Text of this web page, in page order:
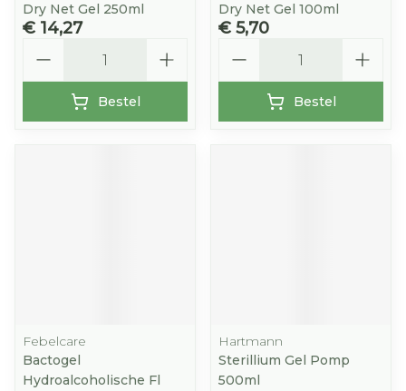
Dry Net Gel 250ml
€ 14,27
Bestel
Dry Net Gel 100ml
€ 5,70
Bestel
Febelcare
Bactogel
Hydroalcoholische Fl
Hartmann
Sterillium Gel Pomp
500ml